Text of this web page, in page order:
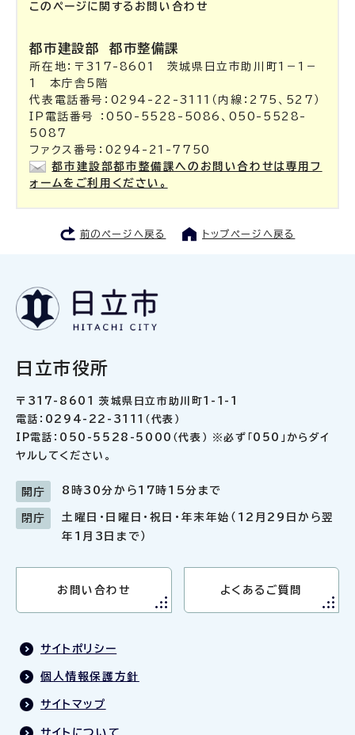
このページに関する お問い合わせ
都市建設部都市整備課
所在地：〒317-8601 茨城県日立市助川町1－1－
1 本庁舎5階
代表電話番号：0294-22-3111（内線：275、527）
IP電話番号 ：050-5528-5086、050-5528-
5087
ファクス番号：0294-21-7750
都市建設部都市整備課へのお問い合わせは専用フ
ォームをご利用ください。
前のページへ戻る トップページへ戻る
日立市役所
〒317-8601 茨城県日立市助川町1-1-1
電話：0294-22-3111（代表）
IP電話：050-5528-5000（代表） ※必ず「050」からダイ
ヤルしてください。
開庁 8時30分から17時15分まで
閉庁
土曜日・日曜日・祝日・年末年始（12月29日から翌
年1月3日まで）
お問い合わせ よくあるご質問
サイトポリシー
個人情報保護方針
サイトマップ
サイトについて